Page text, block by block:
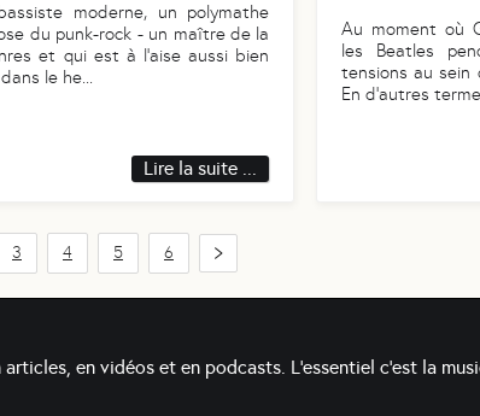
moderne, un polymathe
du punk-rock - un maître de la
et qui est à l’aise aussi bien
le he...
Lire la suite ...
Au moment où
les Beatles
tensions au sein
En d'autres
3 4 5 6
en vidéos et en podcasts. L'essentiel c'est la